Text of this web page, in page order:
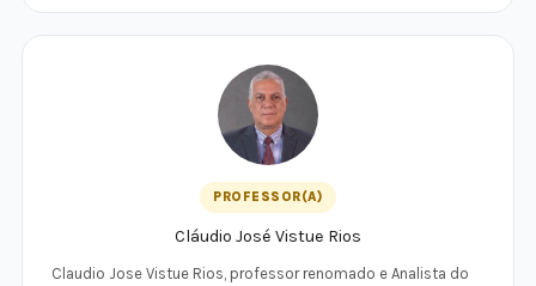
PROFESSOR(A)
Cláudio José Vistue Rios
Claudio Jose Vistue Rios, professor renomado e Analista do